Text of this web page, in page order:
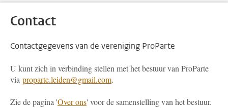
Contact
Contactgegevens van de vereniging ProParte
U kunt zich in verbinding stellen met het bestuur van ProParte
via proparte.leiden@gmail.com.
Zie de pagina 'Over ons' voor de samenstelling van het bestuur.